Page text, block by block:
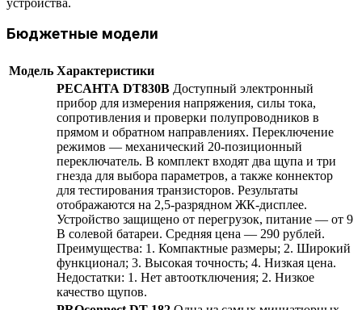
Бюджетные модели
Модель Характеристики
РЕСАНТА DT830B Доступный электронный
прибор для измерения напряжения, силы тока,
сопротивления и проверки полупроводников в
прямом и обратном направлениях. Переключение
режимов — механический 20-позиционный
переключатель. В комплект входят два щупа и три
гнезда для выбора параметров, а также коннектор
для тестирования транзисторов. Результаты
отображаются на 2,5-разрядном ЖК-дисплее.
Устройство защищено от перегрузок, питание — от 9
В солевой батареи. Средняя цена — 290 рублей.
Преимущества: 1. Компактные размеры; 2. Широкий
функционал; 3. Высокая точность; 4. Низкая цена.
Недостатки: 1. Нет автоотключения; 2. Низкое
качество щупов.